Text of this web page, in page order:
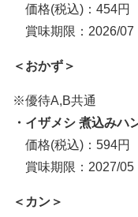
価格(税込)：454円
賞味期限：2026/
＜おかず＞
※優待A,B共通
・イザメシ 煮込みハ
価格(税込)：594円
賞味期限：2027/
＜カン＞